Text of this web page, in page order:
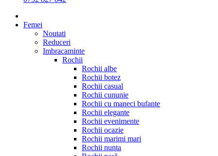
Femei
Noutati
Reduceri
Imbracaminte
Rochii
Rochii albe
Rochii botez
Rochii casual
Rochii cununie
Rochii cu maneci bufante
Rochii elegante
Rochii evenimente
Rochii ocazie
Rochii marimi mari
Rochii nunta